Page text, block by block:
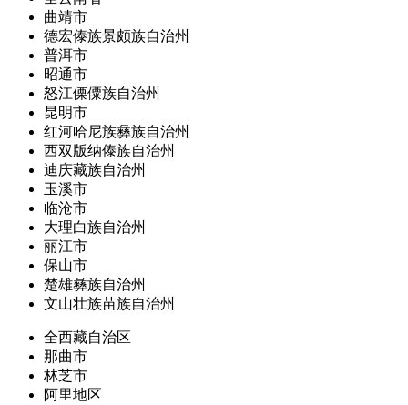
曲靖市
德宏傣族景颇族自治州
普洱市
昭通市
怒江傈僳族自治州
昆明市
红河哈尼族彝族自治州
西双版纳傣族自治州
迪庆藏族自治州
玉溪市
临沧市
大理白族自治州
丽江市
保山市
楚雄彝族自治州
文山壮族苗族自治州
全西藏自治区
那曲市
林芝市
阿里地区